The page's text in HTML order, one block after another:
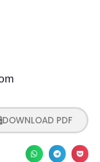
DOWNLOAD PDF